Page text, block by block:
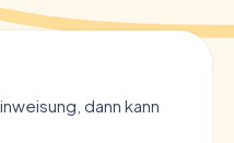
dann kann